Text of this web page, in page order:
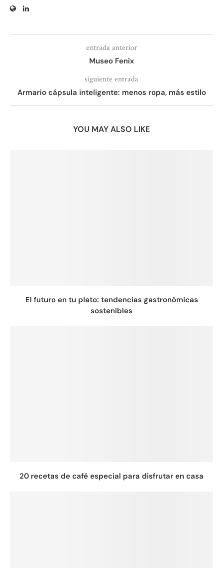
entrada anterior
Museo Fenix
siguiente entrada
Armario cápsula inteligente: menos ropa, más estilo
YOU MAY ALSO LIKE
El futuro en tu plato: tendencias gastronómicas
sostenibles
20 recetas de café especial para disfrutar en casa